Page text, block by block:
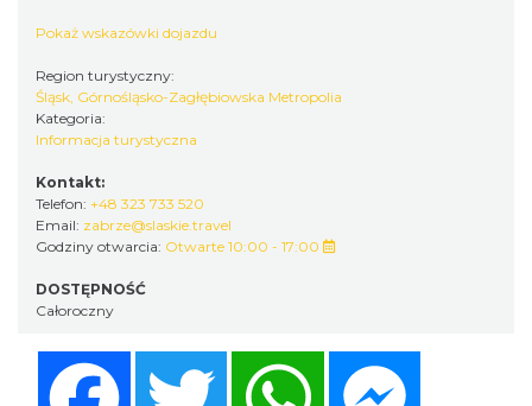
Pokaż wskazówki dojazdu
Region turystyczny:
Śląsk, Górnośląsko-Zagłębiowska Metropolia
Kategoria:
Informacja turystyczna
Kontakt:
Telefon: +48 323 733 520
Email: zabrze@slaskie.travel
Godziny otwarcia: Otwarte 10:00 - 17:00
DOSTĘPNOŚĆ
Całoroczny
Twitter WhatsApp